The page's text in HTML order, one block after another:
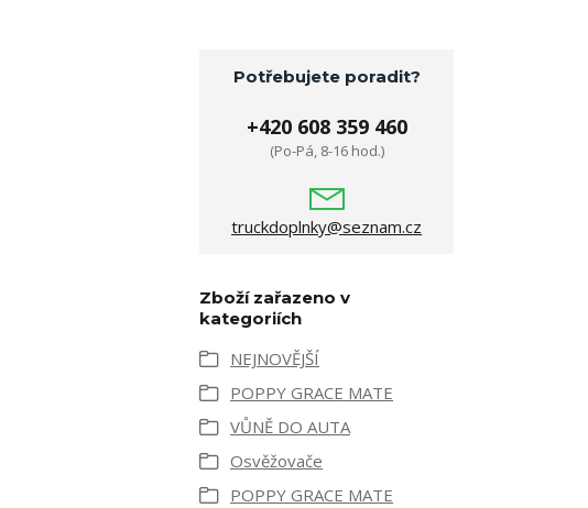
Potřebujete poradit?
+420 608 359 460
(Po-Pá, 8-16 hod.)
truckdoplnky@seznam.cz
Zboží zařazeno v
kategoriích
NEJNOVĚJŠÍ
POPPY GRACE MATE
VŮNĚ DO AUTA
Osvěžovače
POPPY GRACE MATE